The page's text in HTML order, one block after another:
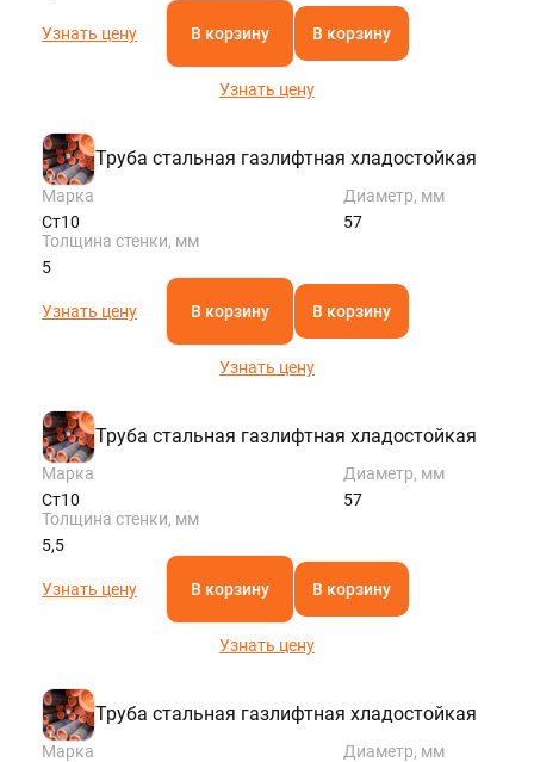
Узнать цену В корзину В корзину
Узнать цену
Труба стальная газлифтная хладостойкая
Марка
Ст10
Диаметр, мм
57
Толщина стенки, мм
5
Узнать цену В корзину В корзину
Узнать цену
Труба стальная газлифтная хладостойкая
Марка
Ст10
Диаметр, мм
57
Толщина стенки, мм
5,5
Узнать цену В корзину В корзину
Узнать цену
Труба стальная газлифтная хладостойкая
Марка
Диаметр, мм